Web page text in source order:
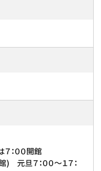
：００開館
元旦７：００～１７：